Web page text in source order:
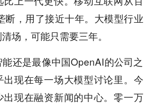
断，用了接近十年。大模型行业
场，可能只需要三年。
还是最像中国OpenAI的公司之
出现在每一场大模型讨论里。今
出现在融资新闻的中心。零一万